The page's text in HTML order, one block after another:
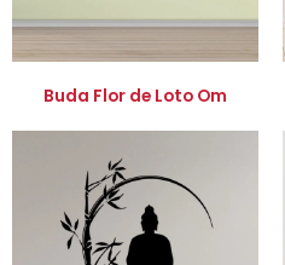
Buda Flor de Loto Om